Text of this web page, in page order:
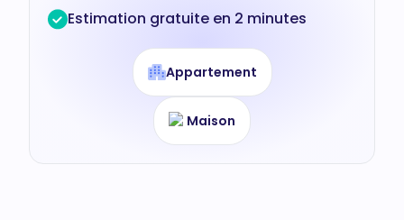
Estimation gratuite en 2 minutes
Appartement
Maison